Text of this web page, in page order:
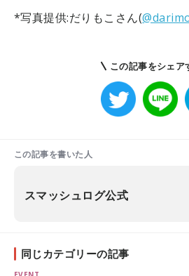
*写真提供:だりもこさん(
この記事をシェア
この記事を書いた人
スマッシュログ公式
同じカテゴリーの記事